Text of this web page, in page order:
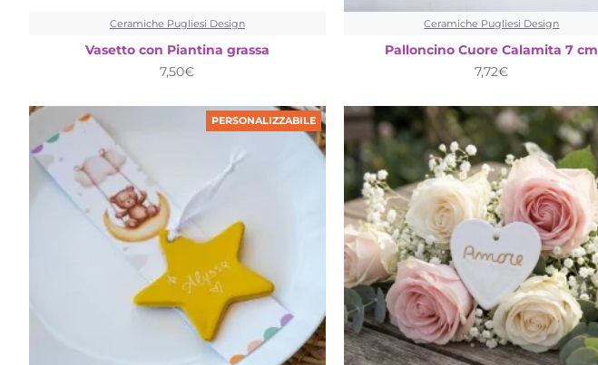
Ceramiche Pugliesi Design
Vasetto con Piantina grassa
7,50€
Ceramiche Pugliesi Design
Palloncino Cuore Calamita 7 cm
7,72€
PERSONALIZZABILE